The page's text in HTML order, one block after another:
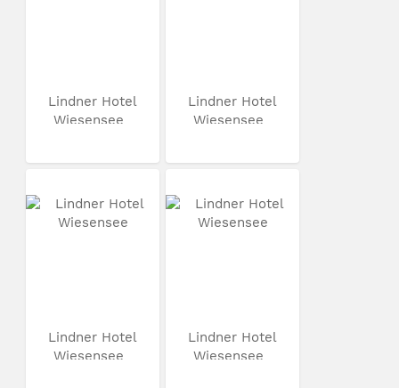
Lindner Hotel
Wiesensee
Lindner Hotel
Wiesensee
Lindner Hotel
Wiesensee
Lindner Hotel
Wiesensee